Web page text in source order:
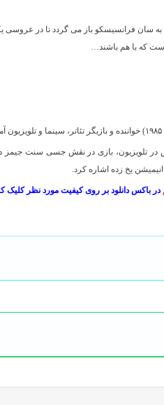
به سان فرانسیسکو باز می گردد تا در
تلویزیون، بازی در نقش جسی سنت جیمز
یخ زده اشاره کرد.
در باکس دانلود بر روی کیفیت مورد نظر کلیک